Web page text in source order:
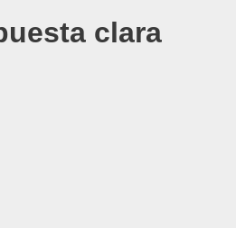
clara